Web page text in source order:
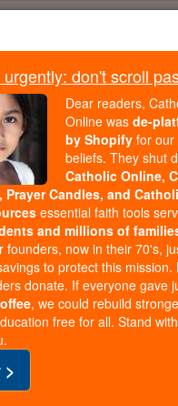
for Thursday, October
The Mysteries of
-
Chapter 5 ⌄
se lèveront avec
don't scroll
Dear readers,
Online was de-
by Shopify for our
beliefs. They shut
Catholic Online,
Prayer Candles, and
essential faith tools
and millions of
founders, now in their 70's,
to protect this mission.
donate. If everyone gave
, we could rebuild
free for all. Stand